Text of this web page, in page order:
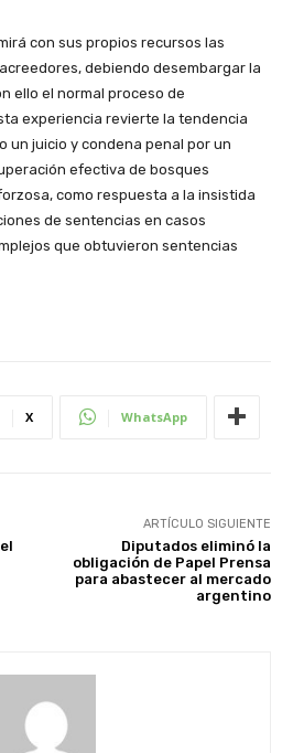
con sus propios recursos las
debiendo desembargar la
ello el normal proceso de
experiencia revierte la tendencia
un juicio y condena penal por un
efectiva de bosques
como respuesta a la insistida
de sentencias en casos
que obtuvieron sentencias
X WhatsApp
ARTÍCULO SIGUIENTE
Diputados eliminó la
obligación de Papel Prensa
para abastecer al mercado
argentino